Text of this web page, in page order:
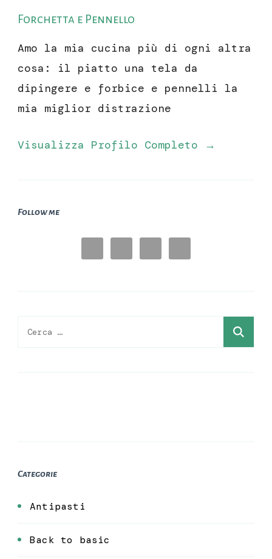
Forchetta e Pennello
Amo la mia cucina più di ogni altra
cosa: il piatto una tela da
dipingere e forbice e pennelli la
mia miglior distrazione
Visualizza Profilo Completo →
Follow me
Ricerca
Categorie
Antipasti
Back to basic